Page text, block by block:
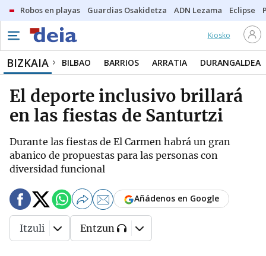
Robos en playas Guardias Osakidetza ADN Lezama Eclipse
Kiosko
BIZKAIA BILBAO BARRIOS ARRATIA DURANGALDEA
El deporte inclusivo brillará
en las fiestas de Santurtzi
Durante las fiestas de El Carmen habrá un gran
abanico de propuestas para las personas con
diversidad funcional
Añádenos en Google
Itzuli Entzun